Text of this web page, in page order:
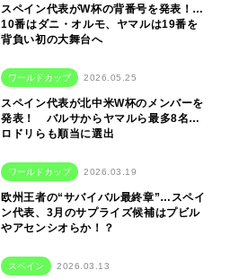
スペイン代表がW杯の背番号を発表！…
10番はダニ・オルモ、ヤマルは19番を
背負い初の大舞台へ
ワールドカップ 2026.05.25
スペイン代表が北中米W杯のメンバーを
発表！ バルサからヤマルら最多8名…
ロドリらも順当に選出
ワールドカップ 2026.03.19
欧州王者の“サバイバル最終章”…スペイ
ン代表、3月のサプライズ候補はプビル
やアセンシオらか！？
スペイン 2026.03.13